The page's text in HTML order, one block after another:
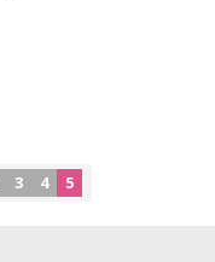
3 4 5